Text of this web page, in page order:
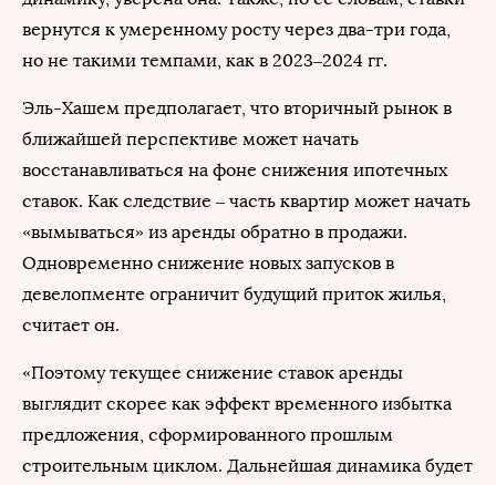
вернутся к умеренному росту через два-три года,
но не такими темпами, как в 2023–2024 гг.
Эль-Хашем предполагает, что вторичный рынок в
ближайшей перспективе может начать
восстанавливаться на фоне снижения ипотечных
ставок. Как следствие – часть квартир может начать
«вымываться» из аренды обратно в продажи.
Одновременно снижение новых запусков в
девелопменте ограничит будущий приток жилья,
считает он.
«Поэтому текущее снижение ставок аренды
выглядит скорее как эффект временного избытка
предложения, сформированного прошлым
строительным циклом. Дальнейшая динамика будет